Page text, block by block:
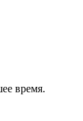
время.